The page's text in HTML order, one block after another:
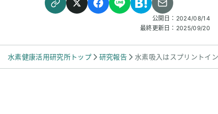
公開日： 2024/08/14
最終更新日： 2025/09/20
水素健康活用研究所トップ 研究報告 水素吸入はスプリントイ